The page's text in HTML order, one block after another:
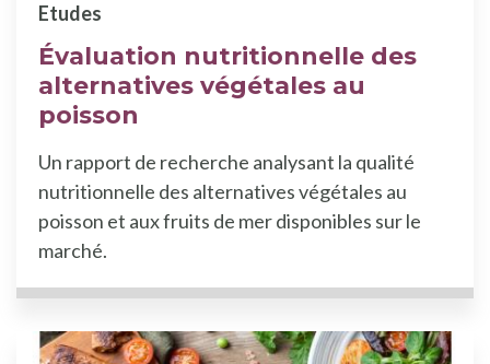
Évaluation nutritionnelle des
alternatives végétales au
poisson
Etudes
Un rapport de recherche analysant la qualité
nutritionnelle des alternatives végétales au
poisson et aux fruits de mer disponibles sur le
marché.